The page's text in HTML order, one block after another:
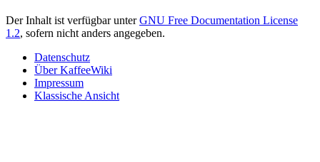
Der Inhalt ist verfügbar unterGNU Free Documentation License
1.2, sofern nicht anders angegeben.
Datenschutz
Über KaffeeWiki
Impressum
Klassische Ansicht